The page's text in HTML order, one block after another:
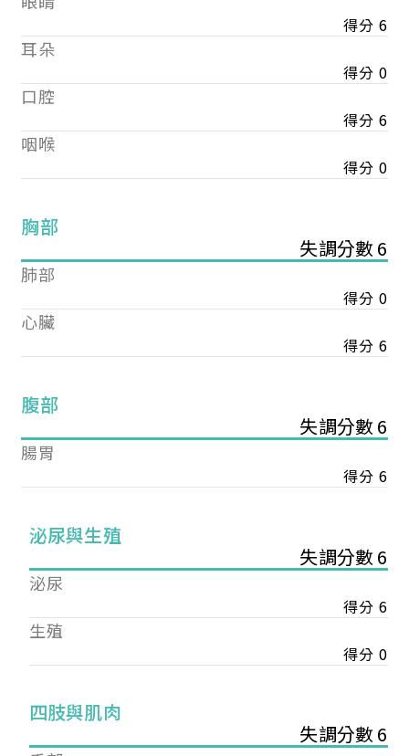
得分 6
耳朵
得分 0
口腔
得分 6
咽喉
得分 0
胸部
失調分數 6
肺部
得分 0
心臟
得分 6
腹部
失調分數 6
腸胃
得分 6
泌尿與生殖
失調分數 6
泌尿
得分 6
生殖
得分 0
四肢與肌肉
失調分數 6
您已成功送出會員申請
您好，您的會員申請，已成功送出，經本協會理事